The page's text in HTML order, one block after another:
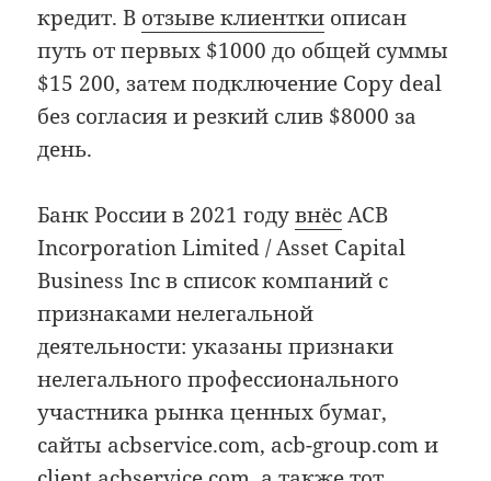
кредит. В отзыве клиентки описан
путь от первых $1000 до общей суммы
$15 200, затем подключение Copy deal
без согласия и резкий слив $8000 за
день.
Банк России в 2021 годувнёсACB
Incorporation Limited / Asset Capital
Business Inc в список компаний с
признаками нелегальной
деятельности: указаны признаки
нелегального профессионального
участника рынка ценных бумаг,
сайты acbservice.com, acb-group.com и